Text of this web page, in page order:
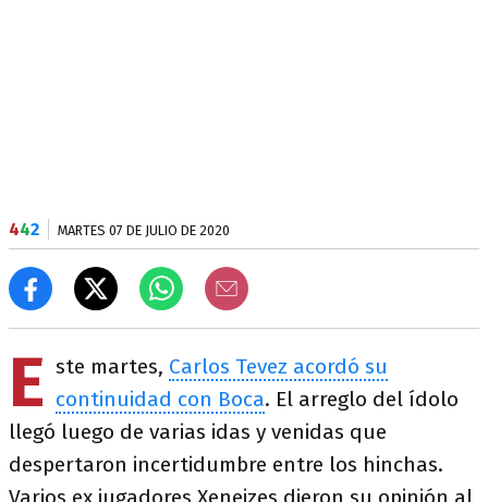
442 MARTES 07 DE JULIO DE 2020
E ste martes, Carlos Tevez acordó su
continuidad con Boca. El arreglo del ídolo
llegó luego de varias idas y venidas que
despertaron incertidumbre entre los hinchas.